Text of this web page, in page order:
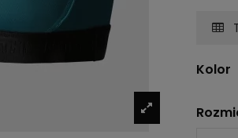
Kolor